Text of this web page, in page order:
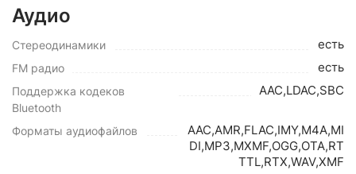
Аудио
Стереодинамики есть
FM радио есть
Поддержка кодеков
Bluetooth
AAC,LDAC,SBC
Форматы аудиофайлов
AAC,AMR,FLAC,IMY,M4A,MI
DI,MP3,MXMF,OGG,OTA,RT
TTL,RTX,WAV,XMF